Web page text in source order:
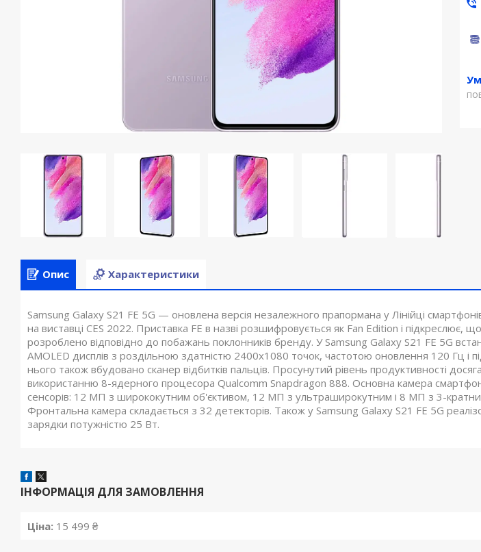
Опис Характеристики
Samsung Galaxy S21 FE 5G — оновлена версія незалежного прапормана у Лінійці
на виставці CES 2022. Приставка FE в назві розшифровується як Fan Edition і підкреслює,
розроблено відповідно до побажань поклонників бренду. У Samsung Galaxy S21 FE 5G
AMOLED дисплів з роздільною здатністю 2400x1080 точок, частотою оновлення 120 Гц і
нього також вбудовано сканер відбитків пальців. Просунутий рівень продуктивності
використанню 8-ядерного процесора Qualcomm Snapdragon 888. Основна камера
сенсорів: 12 МП з ширококутним об'єктивом, 12 МП з ультраширокутним і 8 МП з 3-
Фронтальна камера складається з 32 детекторів. Також у Samsung Galaxy S21 FE 5G
зарядки потужністю 25 Вт.
ІНФОРМАЦІЯ ДЛЯ ЗАМОВЛЕННЯ
Ціна: 15 499 ₴